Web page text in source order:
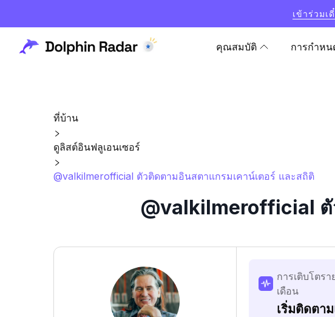
เข้าร่วมเ
คุณสมบัติ การกำหน
ที่บ้าน
ดูลิสต์อินฟลูเอนเซอร์
@valkilmerofficial ตัวติดตามอินสตาแกรมเคาน์เตอร์ และสถิติ
@valkilmerofficial ตั
การเติบโตรา
เดือน
เริ่มติดตา